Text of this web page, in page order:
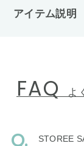
アイテム説明
FAQ よ
STOREE